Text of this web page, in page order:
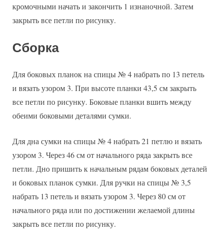
кромочными начать и закончить 1 изнаночной. Затем
закрыть все петли по рисунку.
Сборка
Для боковых планок на спицы № 4 набрать по 13 петель
и вязать узором 3. При высоте планки 43,5 см закрыть
все петли по рисунку. Боковые планки вшить между
обеими боковыми деталями сумки.
Для дна сумки на спицы № 4 набрать 21 петлю и вязать
узором 3. Через 46 см от начального ряда закрыть все
петли. Дно пришить к начальным рядам боковых деталей
и боковых планок сумки. Для ручки на спицы № 3,5
набрать 13 петель и вязать узором 3. Через 80 см от
начального ряда или по достижении желаемой длины
закрыть все петли по рисунку.